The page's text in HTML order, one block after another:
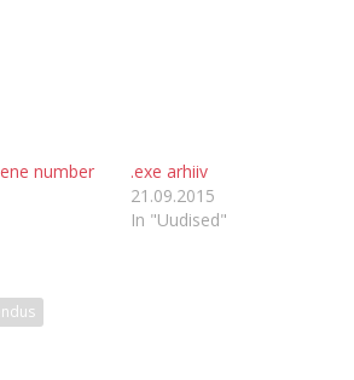
number
.exe arhiiv
21.09.2015
In "Uudised"